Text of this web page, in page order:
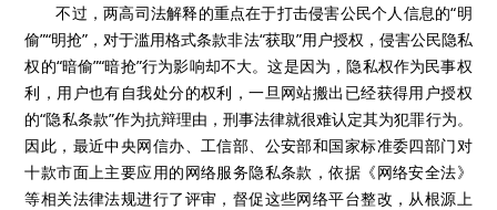
不过，两高司法解释的重点在于打击侵害公民个人信息的“明
偷”“明抢”，对于滥用格式条款非法“获取”用户授权，侵害公民隐私
权的“暗偷”“暗抢”行为影响却不大。这是因为，隐私权作为民事权
利，用户也有自我处分的权利，一旦网站搬出已经获得用户授权
的“隐私条款”作为抗辩理由，刑事法律就很难认定其为犯罪行为。
因此，最近中央网信办、工信部、公安部和国家标准委四部门对
十款市面上主要应用的网络服务隐私条款，依据《网络安全法》
等相关法律法规进行了评审，督促这些网络平台整改，从根源上